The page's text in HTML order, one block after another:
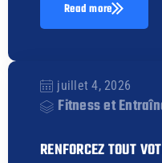
Read more
juillet 4, 2026
Fitness et
RENFORCEZ TOUT